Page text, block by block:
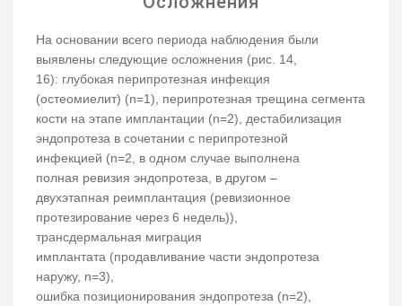
На основании всего периода наблюдения были
выявлены следующие осложнения (рис. 14,
16): глубокая перипротезная инфекция
(остеомиелит) (n=1), перипротезная трещина сегмента
кости на этапе имплантации (n=2), дестабилизация
эндопротеза в сочетании с перипротезной
инфекцией (n=2, в одном случае выполнена
полная ревизия эндопротеза, в другом –
двухэтапная реимплантация (ревизионное
протезирование через 6 недель)),
трансдермальная миграция
имплантата (продавливание части эндопротеза
наружу, n=3),
ошибка позиционирования эндопротеза (n=2),